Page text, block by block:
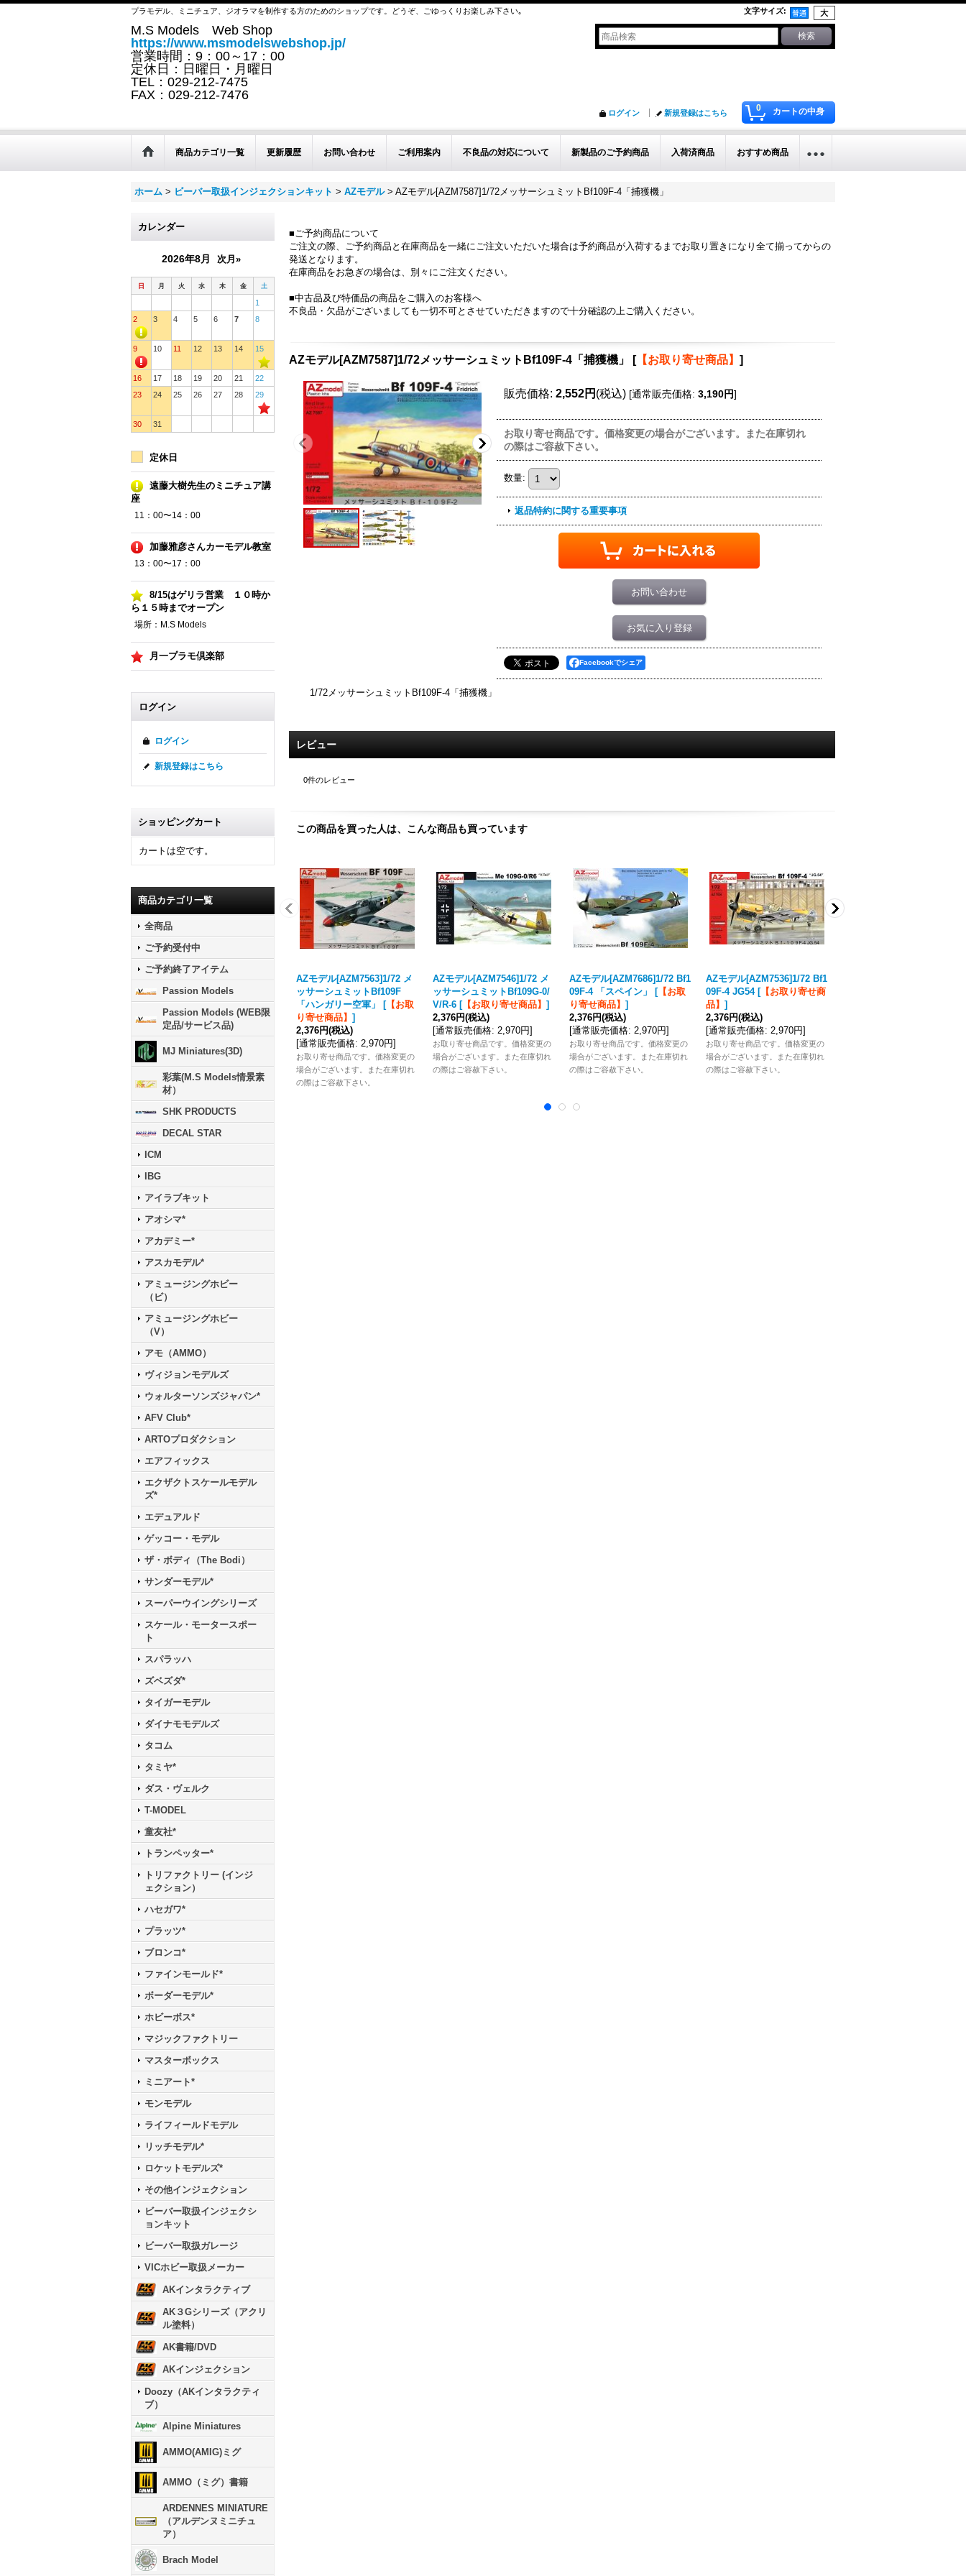
プラモデル、ミニチュア、ジオラマを制作する方のためのショップです。どうぞ、ごゆっくりお楽しみ下さい｡ 文字サイズ:
M.S Models Web Shop
https://www.msmodelswebshop.jp/
営業時間：9：00～17：00
定休日：日曜日・月曜日
TEL：029-212-7475
FAX：029-212-7476
0 カートの中身
ログイン 新規登録はこちら
商品カテゴリ一覧 更新履歴 お問い合わせ ご利用案内 不良品の対応について 新製品のご予約商品 入荷済商品 おすすめ商品
ホーム > ビーバー取扱インジェクションキット > AZモデル > AZモデル[AZM7587]1/72メッサーシュミットBf109F-4「捕獲機」
カレンダー
2026年8月 次月»
日 月 火 水 木 金 土
1
2
3 4 5 6 7 8
9 10 11 12 13 14 15
16 17 18 19 20 21
22
23
24 25 26 27 28 29
30 31
定休日
遠藤大樹先生のミニチュア講
座
11：00〜14：00
加藤雅彦さんカーモデル教室
13：00〜17：00
8/15はゲリラ営業 １０時か
ら１５時までオープン
場所：M.S Models
月一プラモ倶楽部
ログイン
ログイン
新規登録はこちら
ショッピングカート
カートは空です。
商品カテゴリ一覧
全商品
ご予約受付中
ご予約終了アイテム
Passion Models
Passion Models (WEB限
定品/サービス品)
MJ Miniatures(3D)
彩葉(M.S Models情景素
材）
SHK PRODUCTS
DECAL STAR
ICM
IBG
アイラブキット
アオシマ*
アカデミー*
アスカモデル*
アミュージングホビー
（ビ）
アミュージングホビー
（V）
アモ（AMMO）
ヴィジョンモデルズ
ウォルターソンズジャパン*
AFV Club*
ARTOプロダクション
エアフィックス
エクザクトスケールモデル
ズ*
エデュアルド
ゲッコー・モデル
ザ・ボディ（The Bodi）
サンダーモデル*
スーパーウイングシリーズ
スケール・モータースポー
ト
スパラッハ
ズベズダ*
タイガーモデル
ダイナモモデルズ
タコム
タミヤ*
ダス・ヴェルク
T-MODEL
童友社*
トランペッター*
トリファクトリー (インジ
ェクション）
ハセガワ*
プラッツ*
ブロンコ*
ファインモールド*
ボーダーモデル*
ホビーボス*
マジックファクトリー
マスターボックス
ミニアート*
モンモデル
ライフィールドモデル
リッチモデル*
ロケットモデルズ*
その他インジェクション
ビーバー取扱インジェクシ
ョンキット
ビーバー取扱ガレージ
VICホビー取扱メーカー
AKインタラクティブ
AK３Gシリーズ（アクリ
ル塗料）
AK書籍/DVD
AKインジェクション
Doozy（AKインタラクティ
ブ）
Alpine Miniatures
AMMO(AMIG)ミグ
AMMO（ミグ）書籍
ARDENNES MINIATURE
（アルデンヌミニチュ
ア）
Brach Model
■ご予約商品について
ご注文の際、ご予約商品と在庫商品を一緒にご注文いただいた場合は予約商品が入荷するまでお取り置きになり全て揃ってからの
発送となります。
在庫商品をお急ぎの場合は、別々にご注文ください。
■中古品及び特価品の商品をご購入のお客様へ
不良品・欠品がございましても一切不可とさせていただきますので十分確認の上ご購入ください。
AZモデル[AZM7587]1/72メッサーシュミットBf109F-4「捕獲機」 [【お取り寄せ商品】 ]
販売価格: 2,552円 (税込) [通常販売価格: 3,190円]
お取り寄せ商品です。価格変更の場合がございます。また在庫切れ
の際はご容赦下さい。
数量:
返品特約に関する重要事項
お問い合わせ
お気に入り登録
Facebookでシェア
1/72メッサーシュミットBf109F-4「捕獲機」
レビュー
0件のレビュー
この商品を買った人は、こんな商品も買っています
AZモデル[AZM7563]1/72 メ
ッサーシュミットBf109F
「ハンガリー空軍」
[【お取
り寄せ商品】 ]
2,376円(税込)
[通常販売価格: 2,970円]
お取り寄せ商品です。価格変更の
場合がございます。また在庫切れ
の際はご容赦下さい。
AZモデル[AZM7546]1/72 メ
ッサーシュミットBf109G-0/
V/R-6 [【お取り寄せ商品】 ]
2,376円(税込)
[通常販売価格: 2,970円]
お取り寄せ商品です。価格変更の
場合がございます。また在庫切れ
の際はご容赦下さい。
AZモデル[AZM7686]1/72 Bf1
09F-4 「スペイン」
[【お取
り寄せ商品】 ]
2,376円(税込)
[通常販売価格: 2,970円]
お取り寄せ商品です。価格変更の
場合がございます。また在庫切れ
の際はご容赦下さい。
AZモデル[AZM7536]1/72 Bf1
09F-4 JG54 [【お取り寄せ商
品】 ]
2,376円(税込)
[通常販売価格: 2,970円]
お取り寄せ商品です。価格変更の
場合がございます。また在庫切れ
の際はご容赦下さい。